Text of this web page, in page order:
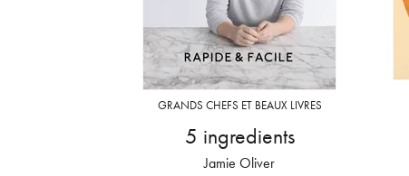
GRANDS CHEFS ET BEAUX LIVRES
5 ingredients
Jamie Oliver